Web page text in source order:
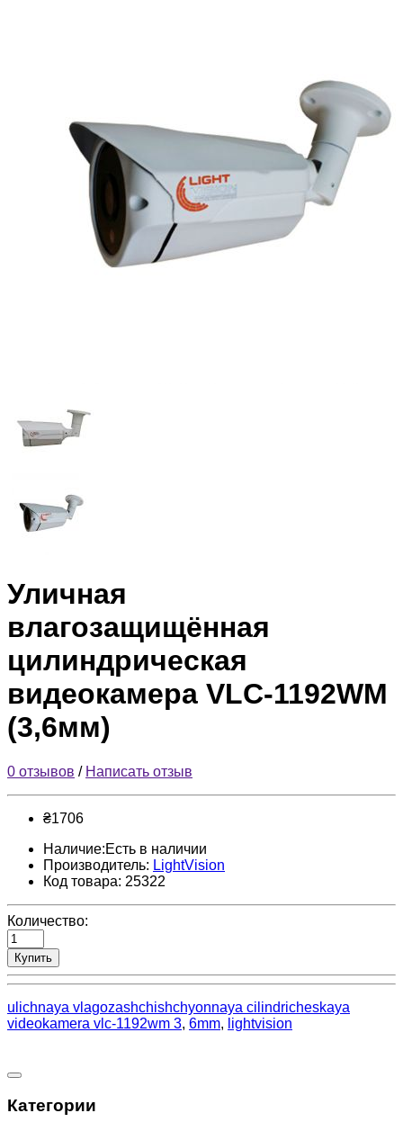
Уличная
влагозащищённая
цилиндрическая
видеокамера VLC-1192WM
(3,6мм)
0 отзывов / Написать отзыв
₴1706
Наличие:Есть в наличии
Производитель: LightVision
Код товара: 25322
Количество:
Купить
ulichnaya vlagozashchishchyonnaya cilindricheskaya
videokamera vlc-1192wm 3, 6mm, lightvision
Категории